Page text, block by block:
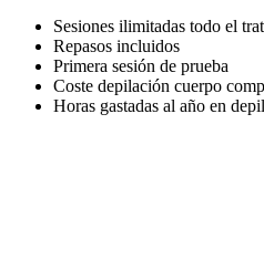
Sesiones ilimitadas todo el
Repasos incluidos
Primera sesión de prueba
Coste depilación cuerpo
Horas gastadas al año en